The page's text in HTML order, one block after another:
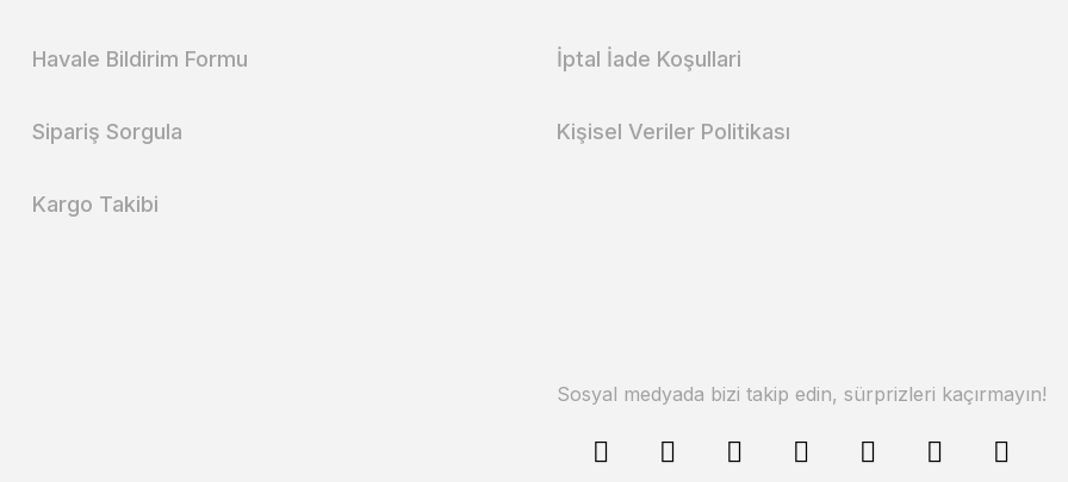
Havale Bildirim Formu
Sipariş Sorgula
Kargo Takibi
İptal İade Koşullari
Kişisel Veriler Politikası
Sosyal medyada bizi takip edin, sürprizleri kaçırmayın!